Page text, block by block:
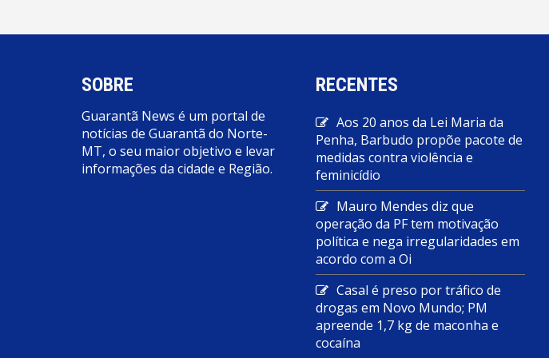
SOBRE
Guarantã News é um portal de
notícias de Guarantã do Norte-
MT, o seu maior objetivo e levar
informações da cidade e Região.
RECENTES
Aos 20 anos da Lei Maria da
Penha, Barbudo propõe pacote de
medidas contra violência e
feminicídio
Mauro Mendes diz que
operação da PF tem motivação
política e nega irregularidades em
acordo com a Oi
Casal é preso por tráfico de
drogas em Novo Mundo; PM
apreende 1,7 kg de maconha e
cocaína